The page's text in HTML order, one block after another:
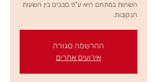
השהות במתחם היא ע"פ סבבים בין השעות
הנקובות.
ההרשמה סגורה
אירועים אחרים